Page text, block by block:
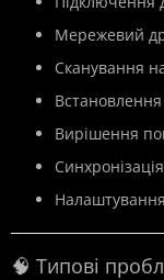
Мережевий
Сканування
Вирішення
🧠 Типові